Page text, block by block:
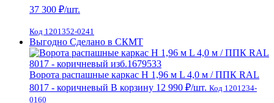
37 300 ₽/шт.
Код 1201352-0241
Выгодно Сделано в СКМТ
Ворота распашные каркас Н 1,96 м L 4,0 м / ППК RAL
8017 - коричневый В корзину 12 990 ₽/шт. Код 1201234-
0160